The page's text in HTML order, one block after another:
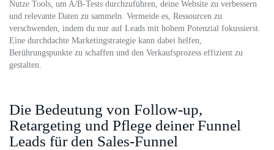
Nutze Tools, um A/B-Tests durchzuführen, deine Website zu verbessern
und relevante Daten zu sammeln. Vermeide es, Ressourcen zu
verschwenden, indem du nur auf Leads mit hohem Potenzial fokussierst.
Eine durchdachte Marketingstrategie kann dabei helfen,
Berührungspunkte zu schaffen und den Verkaufsprozess effizient zu
gestalten.
Die Bedeutung von Follow-up,
Retargeting und Pflege deiner Funnel
Leads für den Sales-Funnel